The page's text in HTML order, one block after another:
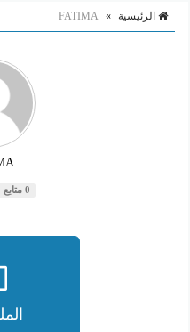
الرئيسية »
FATIMA
0 متابع